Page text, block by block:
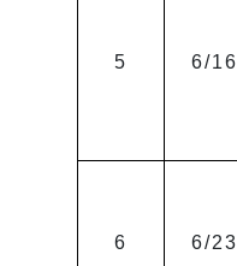
5 6/16
6 6/23